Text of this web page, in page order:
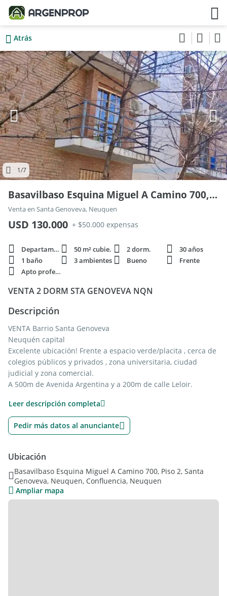
Atrás
1/7
Basavilbaso Esquina Miguel A Camino 700, Piso 2
Venta en Santa Genoveva, Neuquen
USD 130.000 + $50.000 expensas
Departamento 50 m² cubie. 2 dorm.
30 años
1 baño
3 ambientes Bueno
Frente
Apto profesi.
VENTA 2 DORM STA GENOVEVA NQN
Descripción
VENTA Barrio Santa Genoveva
Neuquén capital
Excelente ubicación! Frente a espacio verde/placita , cerca de
colegios públicos y privados , zona universitaria, ciudad
judicial y zona comercial.
A 500m de Avenida Argentina y a 200m de calle Leloir.
Living comedor con cocina integrada, balcón, baño completo,
dos dormitorios.
Basavilvaso y Miguel A Caminos.
Leer descripción completa
Pedir más datos al anunciante
Ubicación
Basavilbaso Esquina Miguel A Camino 700, Piso 2, Santa
Genoveva, Neuquen, Confluencia, Neuquen
Ampliar mapa